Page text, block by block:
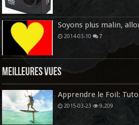
Soyons plus malin,
2014-03-10 7
Meilleures vues
Apprendre le Foil:
2015-03-23 9,209